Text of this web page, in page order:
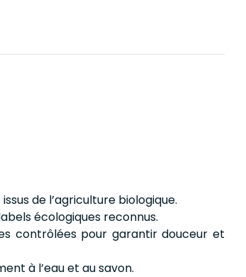
de l’agriculture biologique.
écologiques reconnus.
contrôlées pour garantir douceur et
à l’eau et au savon.